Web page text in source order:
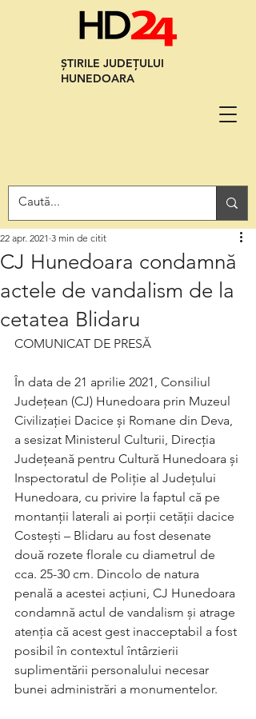
ȘTIRILE JUDEȚULUI
HUNEDOARA
CJ Hunedoara condamnă
actele de vandalism de la
cetatea Blidaru
22 apr. 2021 3 min de citit
COMUNICAT DE PRESĂ
În data de 21 aprilie 2021, Consiliul
Județean (CJ) Hunedoara prin Muzeul
Civilizației Dacice și Romane din Deva,
a sesizat Ministerul Culturii, Direcția
Județeană pentru Cultură Hunedoara și
Inspectoratul de Poliție al Județului
Hunedoara, cu privire la faptul că pe
montanții laterali ai porții cetății dacice
Costești – Blidaru au fost desenate
două rozete florale cu diametrul de
cca. 25-30 cm. Dincolo de natura
penală a acestei acțiuni, CJ Hunedoara
condamnă actul de vandalism și atrage
atenția că acest gest inacceptabil a fost
posibil în contextul întârzierii
suplimentării personalului necesar
bunei administrări a monumentelor.